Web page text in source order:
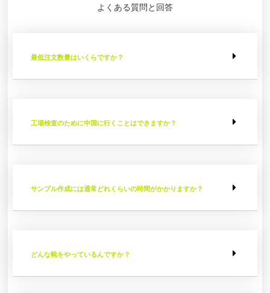
よくある質問と回答
最低注文数量はいくらですか？
工場検査のために中国に行くことはできますか？
サンプル作成には通常どれくらいの時間がかかりますか？
どんな靴をやっているんですか？